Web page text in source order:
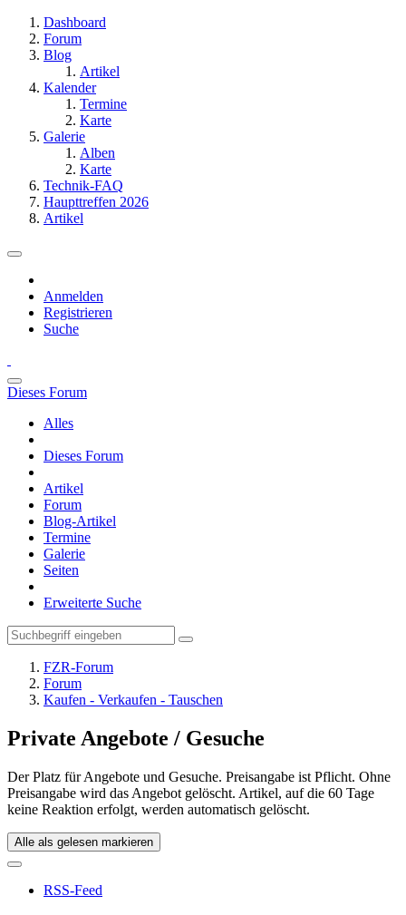
Dashboard
Forum
Blog
Artikel
Kalender
Termine
Karte
Galerie
Alben
Karte
Technik-FAQ
Haupttreffen 2026
Artikel
Anmelden
Registrieren
Suche
Dieses Forum
Alles
Dieses Forum
Artikel
Forum
Blog-Artikel
Termine
Galerie
Seiten
Erweiterte Suche
FZR-Forum
Forum
Kaufen - Verkaufen - Tauschen
Private Angebote / Gesuche
Der Platz für Angebote und Gesuche. Preisangabe ist Pflicht. Ohne
Preisangabe wird das Angebot gelöscht. Artikel, auf die 60 Tage
keine Reaktion erfolgt, werden automatisch gelöscht.
Alle als gelesen markieren
RSS-Feed